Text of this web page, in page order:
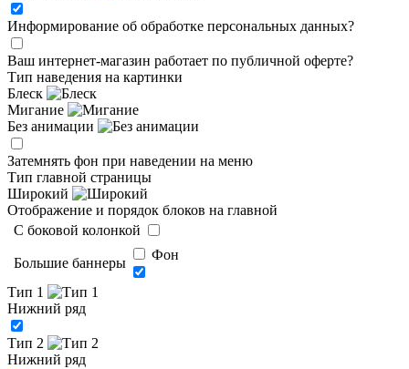
Информирование об обработке персональных данных?
Ваш интернет-магазин работает по публичной оферте?
Тип наведения на картинки
Блеск
Мигание
Без анимации
Затемнять фон при наведении на меню
Тип главной страницы
Широкий
Отображение и порядок блоков на главной
C боковой колонкой
Большие баннеры
Фон
Тип 1
Нижний ряд
Тип 2
Нижний ряд